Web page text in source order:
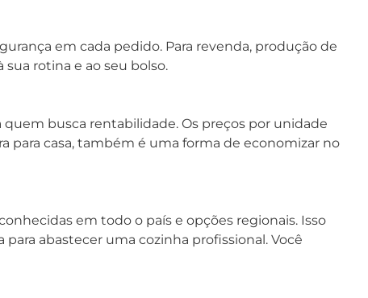
em cada pedido. Para revenda, produção de
rotina e ao seu bolso.
quem busca rentabilidade. Os preços por unidade
para casa, também é uma forma de economizar no
em todo o país e opções regionais. Isso
para abastecer uma cozinha profissional. Você